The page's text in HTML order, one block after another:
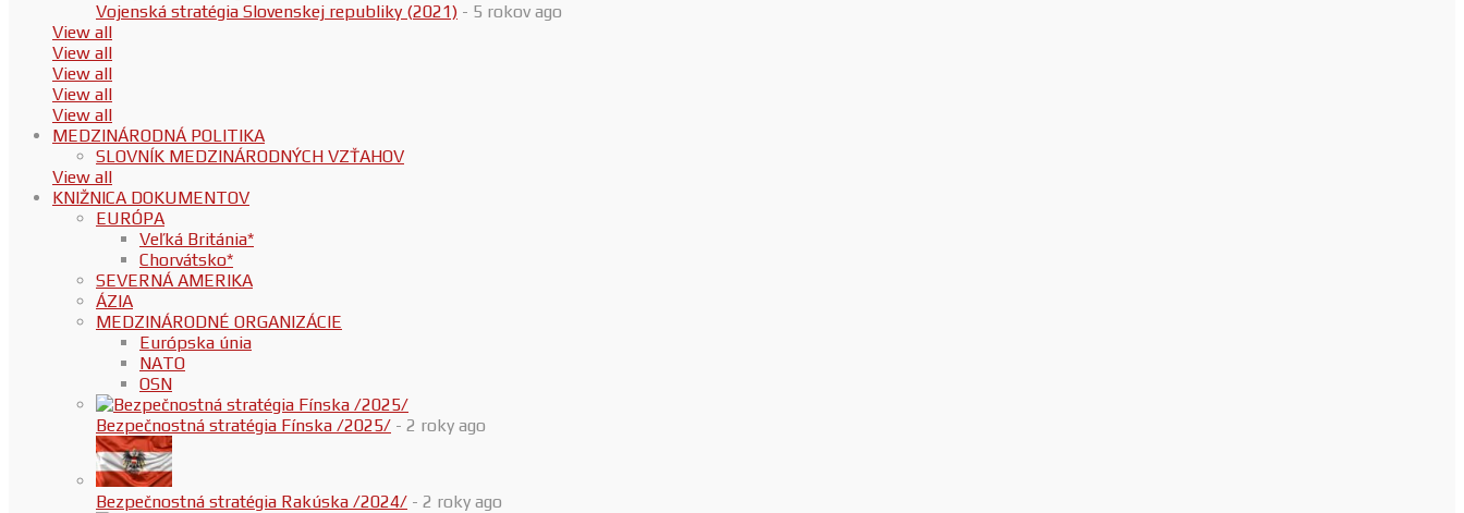
Vojenská stratégia Slovenskej republiky (2021) - 5 rokov ago
View all
View all
View all
View all
View all
MEDZINÁRODNÁ POLITIKA
SLOVNÍK MEDZINÁRODNÝCH VZŤAHOV
View all
KNIŽNICA DOKUMENTOV
EURÓPA
Veľká Británia*
Chorvátsko*
SEVERNÁ AMERIKA
ÁZIA
MEDZINÁRODNÉ ORGANIZÁCIE
Európska únia
NATO
OSN
Bezpečnostná stratégia Fínska /2025/ - 2 roky ago
Bezpečnostná stratégia Rakúska /2024/ - 2 roky ago